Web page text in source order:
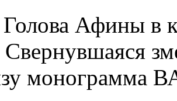
Голова Афины в
Свернувшаяся
монограмма